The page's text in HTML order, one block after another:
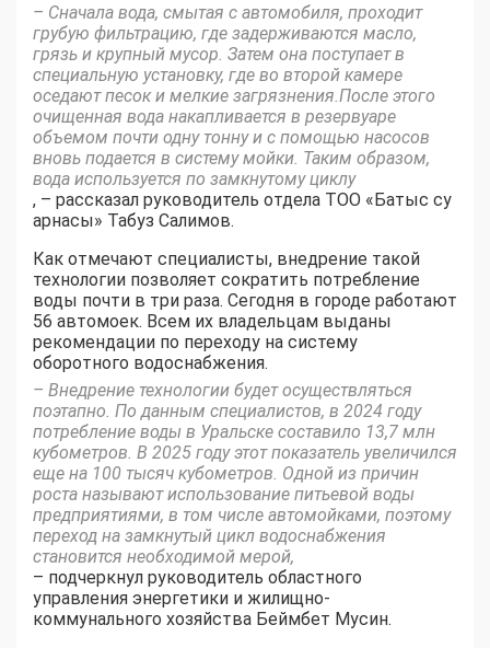
– Сначала вода, смытая с автомобиля, проходит
грубую фильтрацию, где задерживаются масло,
грязь и крупный мусор. Затем она поступает в
специальную установку, где во второй камере
оседают песок и мелкие загрязнения.После этого
очищенная вода накапливается в резервуаре
объемом почти одну тонну и с помощью насосов
вновь подается в систему мойки. Таким образом,
вода используется по замкнутому циклу
, – рассказал руководитель отдела ТОО «Батыс су
арнасы» Табуз Салимов.
Как отмечают специалисты, внедрение такой
технологии позволяет сократить потребление
воды почти в три раза. Сегодня в городе работают
56 автомоек. Всем их владельцам выданы
рекомендации по переходу на систему
оборотного водоснабжения.
– Внедрение технологии будет осуществляться
поэтапно. По данным специалистов, в 2024 году
потребление воды в Уральске составило 13,7 млн
кубометров. В 2025 году этот показатель увеличился
еще на 100 тысяч кубометров. Одной из причин
роста называют использование питьевой воды
предприятиями, в том числе автомойками, поэтому
переход на замкнутый цикл водоснабжения
становится необходимой мерой,
– подчеркнул руководитель областного
управления энергетики и жилищно-
коммунального хозяйства Беймбет Мусин.